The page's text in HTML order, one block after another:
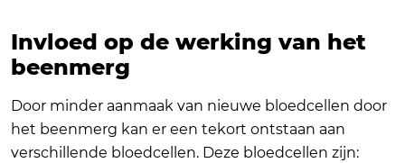
Invloed op de werking van het
beenmerg
Door minder aanmaak van nieuwe bloedcellen door
het beenmerg kan er een tekort ontstaan aan
verschillende bloedcellen. Deze bloedcellen zijn: